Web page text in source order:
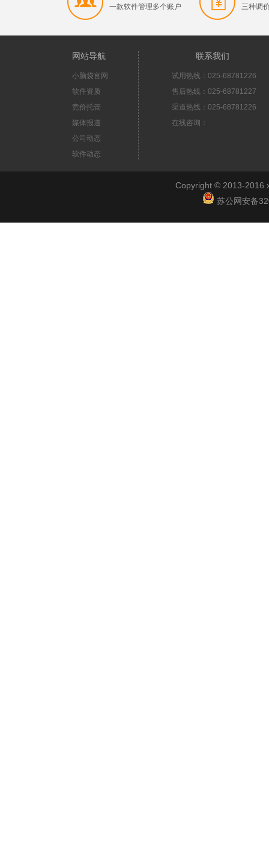
一款软件管理多个账户 三种调
网站导航
小脑袋官网
软件资质
竞价托管
媒体报道
公司动态
软件动态
联系我们
试用热线：025-68781226
售后热线：025-68781227
渠道热线：025-68781226
在线咨询：
Copyright © 2013-2016
苏公网安备